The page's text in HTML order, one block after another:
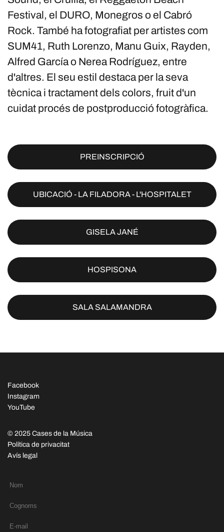
Festival, el DURO, Monegros o el Cabró
Rock. També ha fotografiat per artistes com
SUM41, Ruth Lorenzo, Manu Guix, Rayden,
Alfred García o Nerea Rodríguez, entre
d'altres. El seu estil destaca per la seva
tècnica i tractament dels colors, fruit d'un
cuidat procés de postproducció fotogràfica.
PREINSCRIPCIÓ
UBICACIÓ - LA FILADORA - L'HOSPITALET
GISELA JANÉ
HOSPISONA
SALA SALAMANDRA
Facebook
Instagram
YouTube
© 2025 Cases de la Música
Política de privacitat
Avís legal